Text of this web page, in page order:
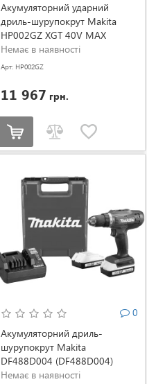
Акумуляторний ударний
дриль-шурупокрут Makita
HP002GZ XGT 40V MAX
(HP002GZ)
Немає в наявності
Арт: HP002GZ
11 967 грн.
0
Акумуляторний дриль-
шурупокрут Makita
DF488D004 (DF488D004)
Немає в наявності